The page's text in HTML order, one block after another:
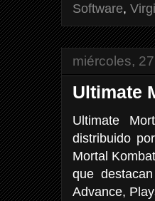
Software,
miércoles,
Ultimate
Ultimate
distribuido
Mortal
que
Advance,